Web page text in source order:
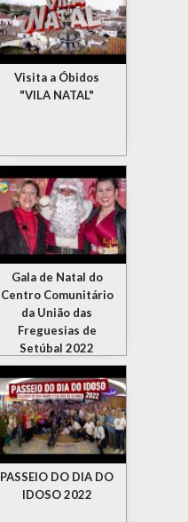
Visita a Óbidos
"VILA NATAL"
Gala de Natal do
Centro Comunitário
da União das
Freguesias de
Setúbal 2022
PASSEIO DO DIA DO
IDOSO 2022